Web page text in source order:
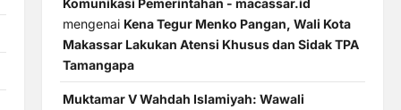
Komunikasi Pemerintahan - macassar.id
mengenai Kena Tegur Menko Pangan, Wali Kota
Makassar Lakukan Atensi Khusus dan Sidak TPA
Tamangapa
Muktamar V Wahdah Islamiyah: Wawali